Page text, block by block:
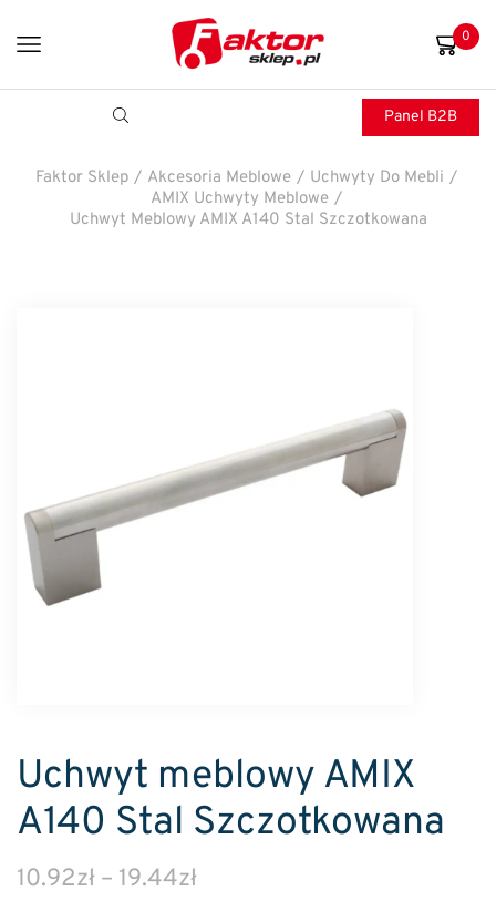
0
Panel B2B
Faktor Sklep / Akcesoria Meblowe / Uchwyty Do Mebli /
AMIX Uchwyty Meblowe /
Uchwyt Meblowy AMIX A140 Stal Szczotkowana
Uchwyt meblowy AMIX
A140 Stal Szczotkowana
10.92zł – 19.44zł